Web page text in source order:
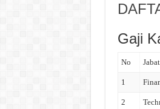
Gaji
No
1
2